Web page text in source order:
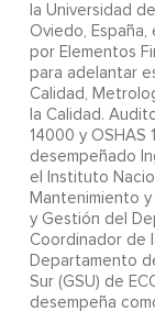
la Universidad
Oviedo, España,
por Elementos
para adelantar
Calidad,
la Calidad.
14000 y OSHAS
desempeñado
el Instituto
Mantenimiento
y Gestión del
Coordinador de
Departamento
Sur (GSU) de
desempeña